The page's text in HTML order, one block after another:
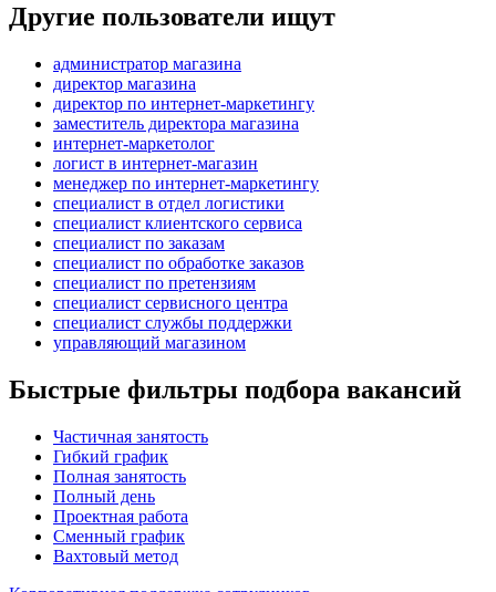
Другие пользователи ищут
администратор магазина
директор магазина
директор по интернет-маркетингу
заместитель директора магазина
интернет-маркетолог
логист в интернет-магазин
менеджер по интернет-маркетингу
специалист в отдел логистики
специалист клиентского сервиса
специалист по заказам
специалист по обработке заказов
специалист по претензиям
специалист сервисного центра
специалист службы поддержки
управляющий магазином
Быстрые фильтры подбора вакансий
Частичная занятость
Гибкий график
Полная занятость
Полный день
Проектная работа
Сменный график
Вахтовый метод